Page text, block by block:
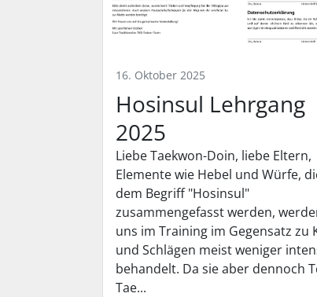
16. Oktober 2025
Hosinsul Lehrgang
2025
Liebe Taekwon-Doin, liebe Eltern,
Elemente wie Hebel und Würfe,
dem Begriff "Hosinsul"
zusammengefasst werden,
uns im Training im Gegensatz zu
und Schlägen meist weniger
behandelt. Da sie aber dennoch
Tae...